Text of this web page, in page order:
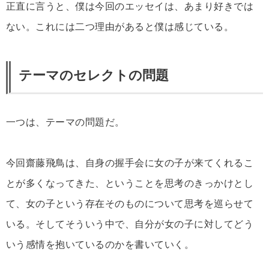
正直に言うと、僕は今回のエッセイは、あまり好きでは
ない。これには二つ理由があると僕は感じている。
テーマのセレクトの問題
一つは、テーマの問題だ。
今回齋藤飛鳥は、自身の握手会に女の子が来てくれるこ
とが多くなってきた、ということを思考のきっかけとし
て、女の子という存在そのものについて思考を巡らせて
いる。そしてそういう中で、自分が女の子に対してどう
いう感情を抱いているのかを書いていく。